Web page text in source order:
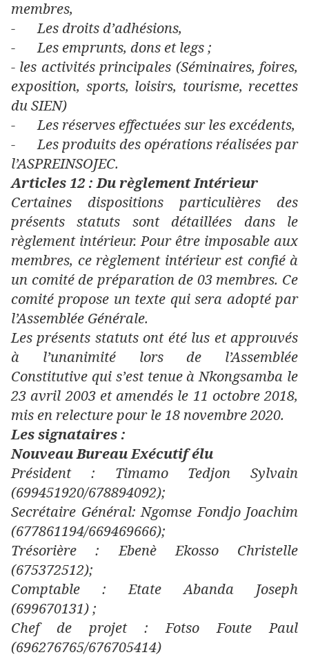
membres,
-
Les droits d’adhésions,
-
Les emprunts, dons et legs ;
- les activités principales (Séminaires, foires,
exposition, sports, loisirs, tourisme, recettes
du SIEN)
-
Les réserves effectuées sur les excédents,
-
Les produits des opérations réalisées par
l’ASPREINSOJEC.
Articles 12 : Du règlement Intérieur
Certaines dispositions particulières des
présents statuts sont détaillées dans le
règlement intérieur. Pour être imposable aux
membres, ce règlement intérieur est confié à
un comité de préparation de 03 membres. Ce
comité propose un texte qui sera adopté par
l’Assemblée Générale.
Les présents statuts ont été lus et approuvés
à l’unanimité lors de l’Assemblée
Constitutive qui s’est tenue à Nkongsamba le
23 avril 2003 et amendés le 11 octobre 2018,
mis en relecture pour le 18 novembre 2020.
Les signataires :
Nouveau Bureau Exécutif élu
Président : Timamo Tedjon Sylvain
(699451920/678894092);
Secrétaire Général: Ngomse Fondjo Joachim
(677861194/669469666);
Trésorière : Ebenè Ekosso Christelle
(675372512);
Comptable : Etate Abanda Joseph
(699670131) ;
Chef de projet : Fotso Foute Paul
(696276765/676705414)